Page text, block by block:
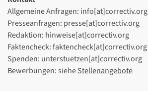
Allgemeine Anfragen: info[at]correctiv.org
Presseanfragen: presse[at]correctiv.org
Redaktion: hinweise[at]correctiv.org
Faktencheck: faktencheck[at]correctiv.org
Spenden: unterstuetzen[at]correctiv.org
Bewerbungen: sieheStellenangebote